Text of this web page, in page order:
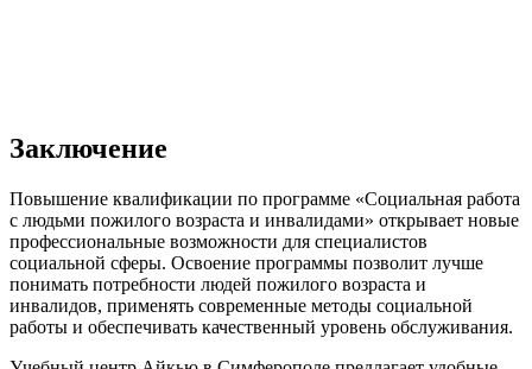
Заключение
Повышение квалификации по программе «Социальная работа
с людьми пожилого возраста и инвалидами» открывает новые
профессиональные возможности для специалистов
социальной сферы. Освоение программы позволит лучше
понимать потребности людей пожилого возраста и
инвалидов, применять современные методы социальной
работы и обеспечивать качественный уровень обслуживания.